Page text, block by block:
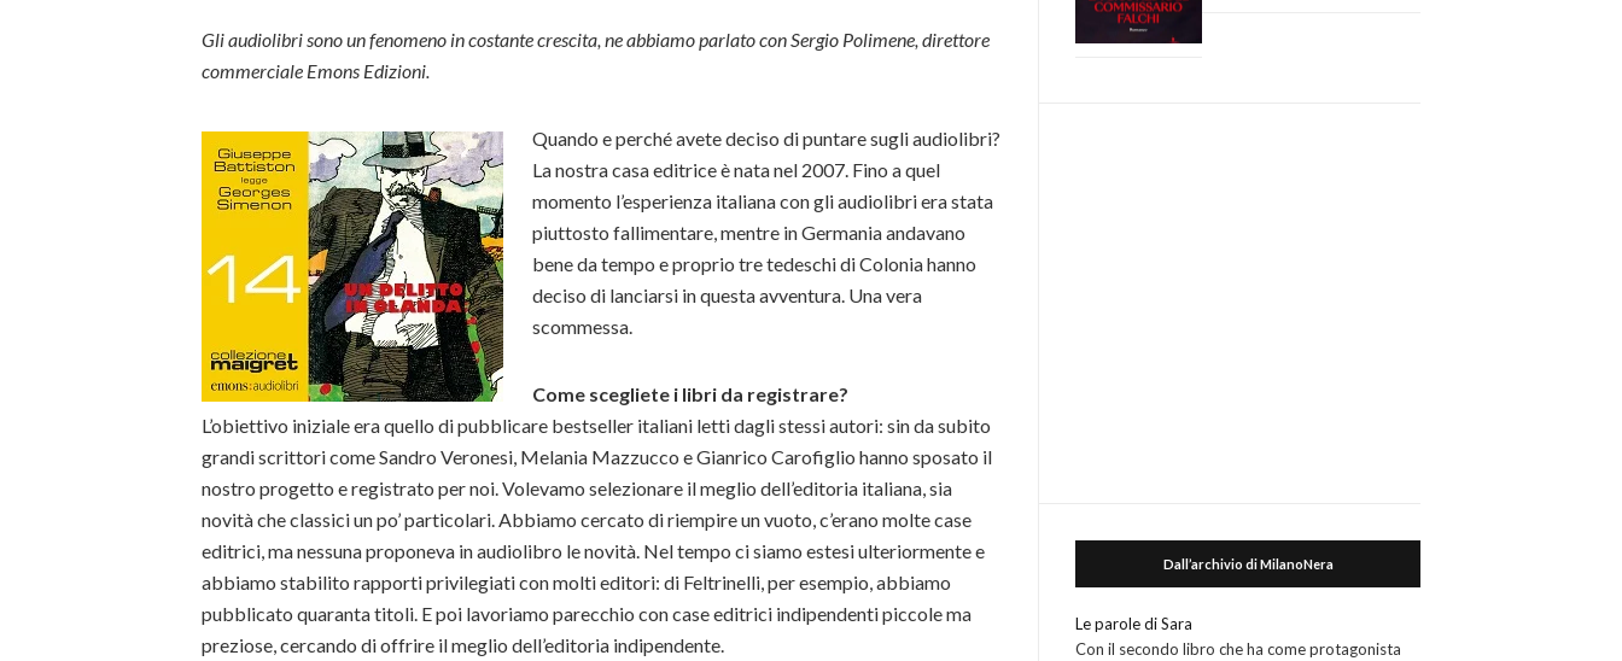
Gli audiolibri sono un fenomeno in costante crescita, ne abbiamo parlato con Sergio Polimene, direttore
commerciale Emons Edizioni.
Quando e perché avete deciso di puntare sugli audiolibri?
La nostra casa editrice è nata nel 2007. Fino a quel
momento l’esperienza italiana con gli audiolibri era stata
piuttosto fallimentare, mentre in Germania andavano
bene da tempo e proprio tre tedeschi di Colonia hanno
deciso di lanciarsi in questa avventura. Una vera
scommessa.
Come scegliete i libri da registrare?
L’obiettivo iniziale era quello di pubblicare bestseller italiani letti dagli stessi autori: sin da subito
grandi scrittori come Sandro Veronesi, Melania Mazzucco e Gianrico Carofiglio hanno sposato il
nostro progetto e registrato per noi. Volevamo selezionare il meglio dell’editoria italiana, sia
novità che classici un po’ particolari. Abbiamo cercato di riempire un vuoto, c’erano molte case
editrici, ma nessuna proponeva in audiolibro le novità. Nel tempo ci siamo estesi ulteriormente e
abbiamo stabilito rapporti privilegiati con molti editori: di Feltrinelli, per esempio, abbiamo
pubblicato quaranta titoli. E poi lavoriamo parecchio con case editrici indipendenti piccole ma
preziose, cercando di offrire il meglio dell’editoria indipendente.
Dall’archivio di MilanoNera
Le parole di Sara
Con il secondo libro che ha come protagonista